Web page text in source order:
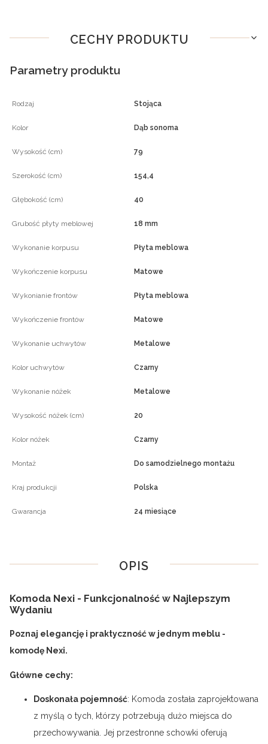
CECHY PRODUKTU
Parametry produktu
Rodzaj Stojąca
Kolor Dąb sonoma
Wysokość (cm) 79
Szerokość (cm) 154,4
Głębokość (cm) 40
Grubość płyty meblowej 18 mm
Wykonanie korpusu Płyta meblowa
Wykończenie korpusu Matowe
Wykonianie frontów Płyta meblowa
Wykończenie frontów Matowe
Wykonanie uchwytów Metalowe
Kolor uchwytów Czarny
Wykonanie nóżek Metalowe
Wysokość nóżek (cm) 20
Kolor nóżek Czarny
Montaż Do samodzielnego montażu
Kraj produkcji Polska
Gwarancja 24 miesiące
OPIS
Komoda Nexi - Funkcjonalność w Najlepszym
Wydaniu
Poznaj elegancję i praktyczność w jednym meblu -
komodę Nexi.
Główne cechy:
Doskonała pojemność: Komoda została zaprojektowana
z myślą o tych, którzy potrzebują dużo miejsca do
przechowywania. Jej przestronne schowki oferują